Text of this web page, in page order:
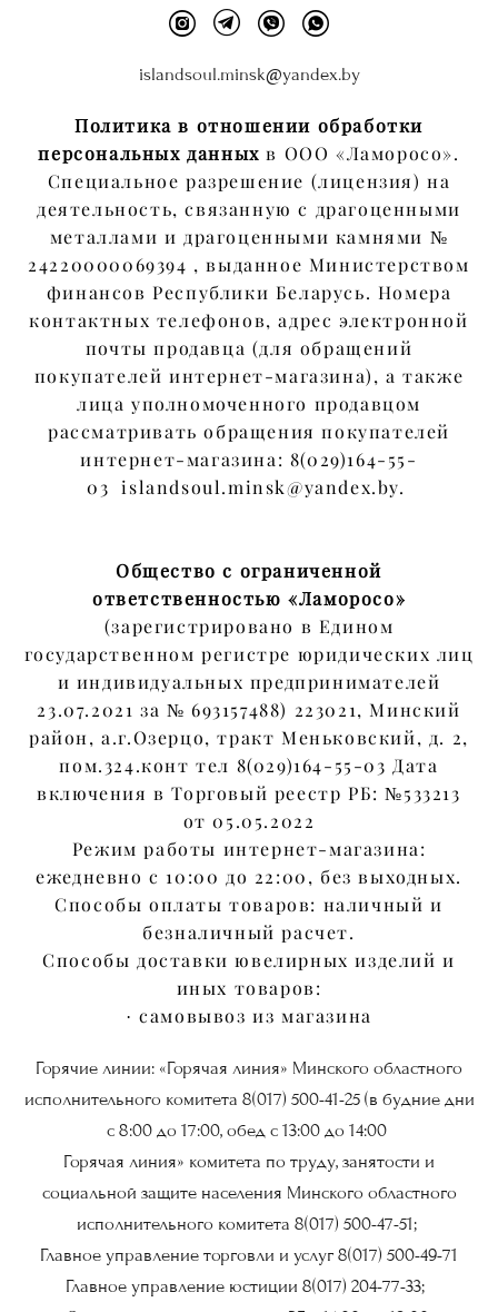
islandsoul.minsk@yandex.by
Политика в отношении обработки
персональных данных в ООО «Ламоросо».
Специальное разрешение (лицензия) на
деятельность, связанную с драгоценными
металлами и драгоценными камнями №
24220000069394 , выданное Министерством
финансов Республики Беларусь. Номера
контактных телефонов, адрес электронной
почты продавца (для обращений
покупателей интернет-магазина), а также
лица уполномоченного продавцом
рассматривать обращения покупателей
интернет-магазина: 8(029)164-55-
03 islandsoul.minsk@yandex.by.
Общество с ограниченной
ответственностью «Ламоросо»
(зарегистрировано в Едином
государственном регистре юридических лиц
и индивидуальных предпринимателей
23.07.2021 за № 693157488) 223021, Минский
район, а.г.Озерцо, тракт Меньковский, д. 2,
пом.324.конт тел 8(029)164-55-03 Дата
включения в Торговый реестр РБ: №533213
от 05.05.2022
Режим работы интернет-магазина:
ежедневно с 10:00 до 22:00, без выходных.
Способы оплаты товаров: наличный и
безналичный расчет.
Способы доставки ювелирных изделий и
иных товаров:
· самовывоз из магазина
Горячие линии: «Горячая линия» Минского областного
исполнительного комитета 8(017) 500-41-25 (в будние дни
с 8:00 до 17:00, обед с 13:00 до 14:00
Горячая линия» комитета по труду, занятости и
социальной защите населения Минского областного
исполнительного комитета 8(017) 500-47-51;
Главное управление торговли и услуг 8(017) 500-49-71
Главное управление юстиции 8(017) 204-77-33;